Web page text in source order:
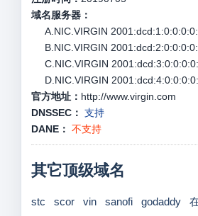
域名服务器：
A.NIC.VIRGIN
B.NIC.VIRGIN
C.NIC.VIRGIN
D.NIC.VIRGIN
官方地址： http://www.virgin.com
DNSSEC： 支持
DANE： 不支持
其它顶级域名
stc scor vin sanofi godaddy